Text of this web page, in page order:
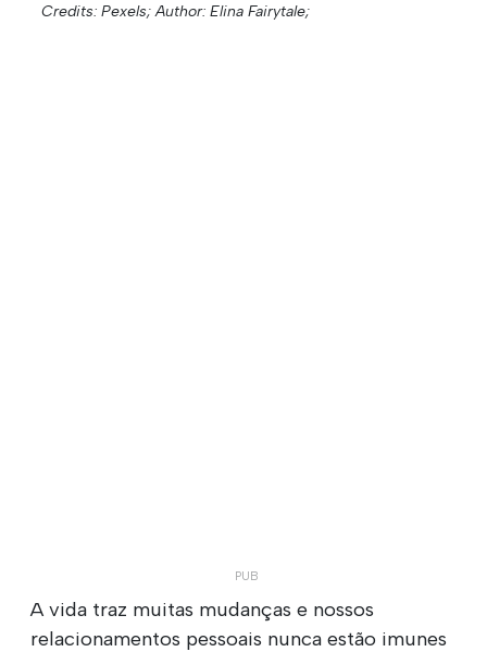
Credits: Pexels; Author: Elina Fairytale;
A vida traz muitas mudanças e nossos
relacionamentos pessoais nunca estão imunes